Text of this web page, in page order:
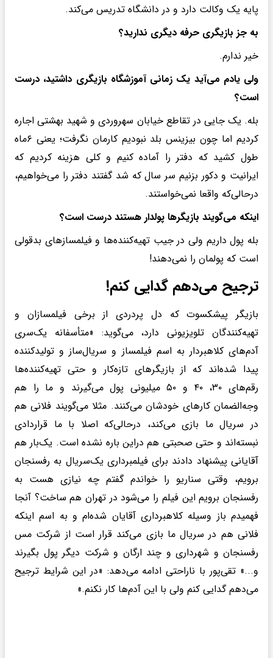
پایه یک وکالت دارد و در دانشگاه تدریس می‌کند.
به جز بازیگری حرفه دیگری ندارید؟
خیر ندارم.
ولی یادم می‌آید یک زمانی آموزشگاه بازیگری داشتید، درست
است؟
بله. یک جایی در تقاطع خیابان سهروردی و شهید بهشتی اجاره
کردیم اما چون بیزینس بلد نبودیم کارمان نگرفت؛ یعنی ۶‌ماه
طول کشید که دفتر را آماده کنیم و کلی هزینه کردیم که
ایرانیت و دکور بزنیم سر سال که شد گفتند دفتر را می‌خواهیم،
درحالی‌که واقعا نمی‌خواستند.
اینکه می‌گویند بازیگرها پولدار هستند درست است؟
بله پول داریم ولی در جیب تهیه‌کننده‌ها و فیلمسازهای بدقولی
است که پولمان را نمی‌دهند!
ترجیح می‌دهم گدایی کنم!
بازیگر پیشکسوت که دل پردردی از برخی فیلمسازان و
تهیه‌کنندگان تلویزیونی دارد، می‌گوید:‌ «متأسفانه یک‌سری
آدم‌های کلاهبردار به اسم فیلمساز و سریال‌ساز و تولیدکننده
پیدا شده‌اند که از بازیگرهای تازه‌کار و حتی تهیه‌کننده‌ها
رقم‌های ۳۰، ۴۰ و ۵۰ میلیونی پول می‌گیرند و ما را هم
وجه‌الضمان کارهای خودشان می‌کنند. مثلا می‌گویند فلانی هم
در سریال ما بازی می‌کند، درحالی‌که اصلا با ما قراردادی
نبسته‌اند و حتی صحبتی هم دراین باره نشده است. یک‌بار هم
آقایانی پیشنهاد دادند برای فیلمبرداری یک‌سریال به رفسنجان
برویم، وقتی سناریو را خواندم گفتم چه نیازی هست به
رفسنجان برویم این فیلم را می‌شود در تهران هم ساخت؟ آنجا
فهمیدم باز وسیله کلاهبرداری آقایان شده‌ام و به اسم اینکه
فلانی هم در سریال ما بازی می‌کند قرار است از شرکت مس
رفسنجان و شهرداری و چند ارگان و شرکت دیگر پول بگیرند
و...» تقی‌پور با ناراحتی ادامه می‌دهد: «در این شرایط ترجیح
می‌دهم گدایی کنم ولی با این آدم‌ها کار نکنم.»